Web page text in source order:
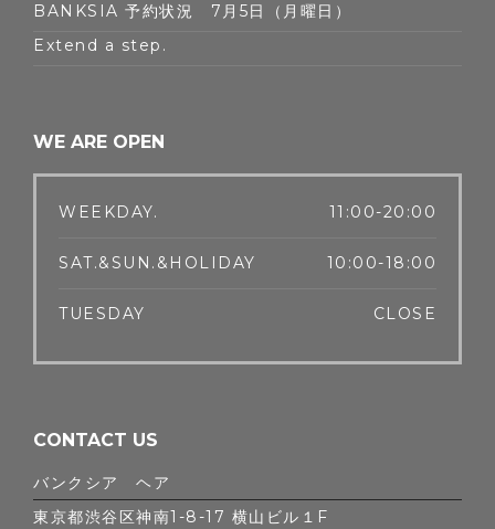
BANKSIA 予約状況 7月5日（月曜日）
Extend a step.
WE ARE OPEN
WEEKDAY. 11:00-20:00
SAT.&SUN.&HOLIDAY 10:00-18:00
TUESDAY CLOSE
CONTACT US
バンクシア ヘア
東京都渋谷区神南1-8-17 横山ビル１F